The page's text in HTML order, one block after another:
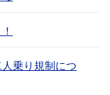
乗り規制につ